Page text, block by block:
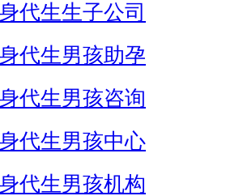
代生生子公司
代生男孩助孕
代生男孩咨询
代生男孩中心
代生男孩机构